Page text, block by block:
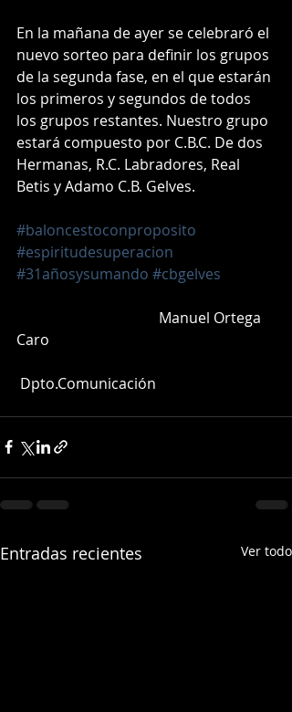
En la mañana de ayer se celebraró el
nuevo sorteo para definir los grupos
de la segunda fase, en el que estarán
los primeros y segundos de todos
los grupos restantes. Nuestro grupo
estará compuesto por C.B.C. De dos
Hermanas, R.C. Labradores, Real
Betis y Adamo C.B. Gelves.
#baloncestoconproposito
#espiritudesuperacion
#31añosysumando #cbgelves
Manuel Ortega
Caro
Dpto.Comunicación
Entradas recientes Ver todo